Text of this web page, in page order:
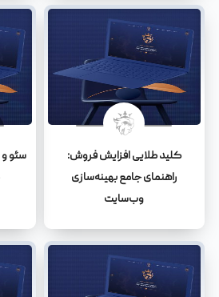
کلید طلایی افزایش فروش:
راهنمای جامع بهینه‌سازی
وب‌سایت
سئو